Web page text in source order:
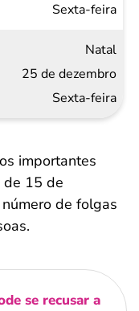
Sexta-feira
Natal
25 de dezembro
Sexta-feira
importantes
de 15 de
de folgas
se recusar a